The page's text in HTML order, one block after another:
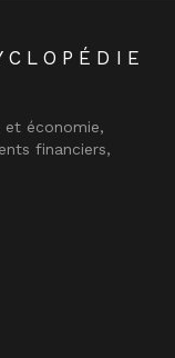
et économie,
financiers,